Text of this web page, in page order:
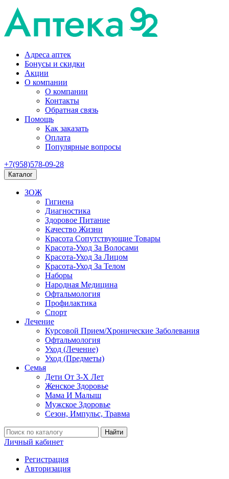
Адреса аптек
Бонусы и скидки
Акции
О компании
О компании
Контакты
Обратная связь
Помощь
Как заказать
Оплата
Популярные вопросы
+7(958)578-09-28
Каталог
ЗОЖ
Гигиена
Диагностика
Здоровое Питание
Качество Жизни
Красота Сопутствующие Товары
Красота-Уход За Волосами
Красота-Уход За Лицом
Красота-Уход За Телом
Наборы
Народная Медицина
Офтальмология
Профилактика
Спорт
Лечение
Курсовой Прием/Хронические Заболевания
Офтальмология
Уход (Лечение)
Уход (Предметы)
Семья
Дети От 3-Х Лет
Женское Здоровье
Мама И Малыш
Мужское Здоровье
Сезон, Импульс, Травма
Найти
Личный кабинет
Регистрация
Авторизация